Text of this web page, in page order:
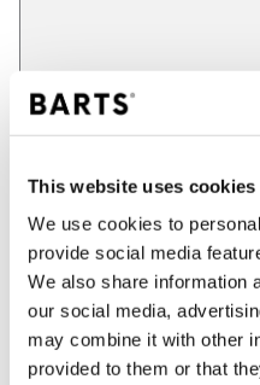
This website uses cookies
We use cookies to
provide social media
We also share information
our social media,
may combine it with other
provided to them or that